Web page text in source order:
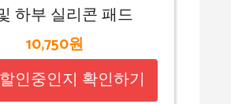
하부 실리콘 패드
10,750원
인중인지 확인하기